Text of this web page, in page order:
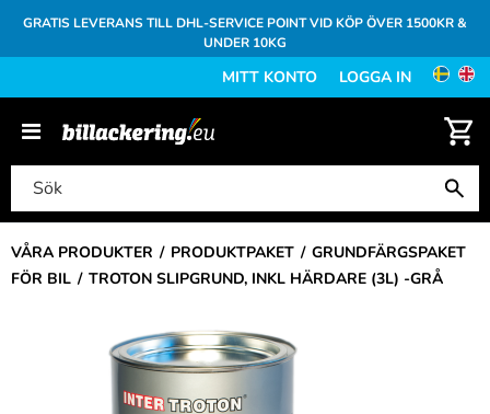
GRATIS LEVERANS TILL DHL-SERVICE POINT VID KÖP ÖVER 1500KR &
UNDER 10KG
MITT KONTO LOGGA IN
VÅRA PRODUKTER PRODUKTPAKET
GRUNDFÄRGSPAKET
FÖR BIL
TROTON SLIPGRUND, INKL HÄRDARE (3L) -GRÅ